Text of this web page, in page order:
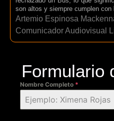
son altos y siempre cumplen
Artemio Espinosa
Comunicador Audiovisual
Formulario
Nombre Completo *